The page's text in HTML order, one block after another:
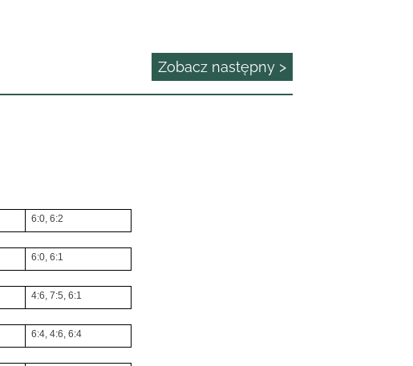
Zobacz następny >
6:0, 6:2
6:0, 6:1
4:6, 7:5, 6:1
6:4, 4:6, 6:4